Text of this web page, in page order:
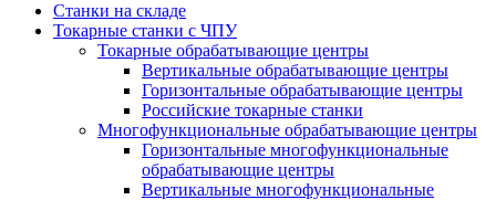
Станки на складе
Токарные станки с ЧПУ
Токарные обрабатывающие центры
Вертикальные обрабатывающие центры
Горизонтальные обрабатывающие центры
Российские токарные станки
Многофункциональные обрабатывающие центры
Горизонтальные многофункциональные
обрабатывающие центры
Вертикальные многофункциональные